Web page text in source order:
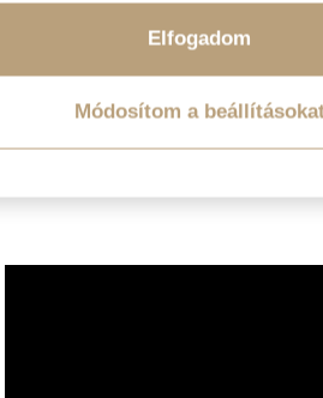
5.
A levágott copfokat ezután a Die
Elfogadom
Módosítom a